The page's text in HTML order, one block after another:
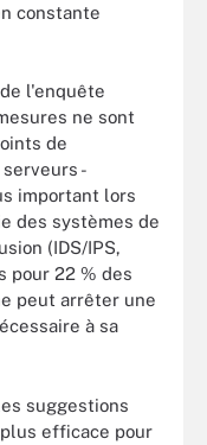
constante
l'enquête
ne sont
de
-
important lors
des systèmes de
(IDS/IPS,
pour 22 % des
peut arrêter une
à sa
suggestions
efficace pour